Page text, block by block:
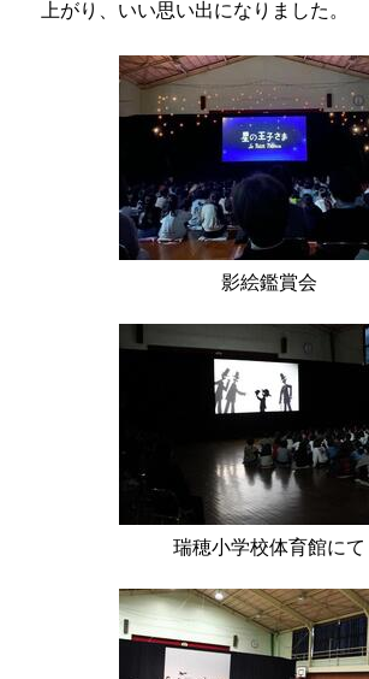
上がり、いい思い出になりました。
影絵鑑賞会
瑞穂小学校体育館にて